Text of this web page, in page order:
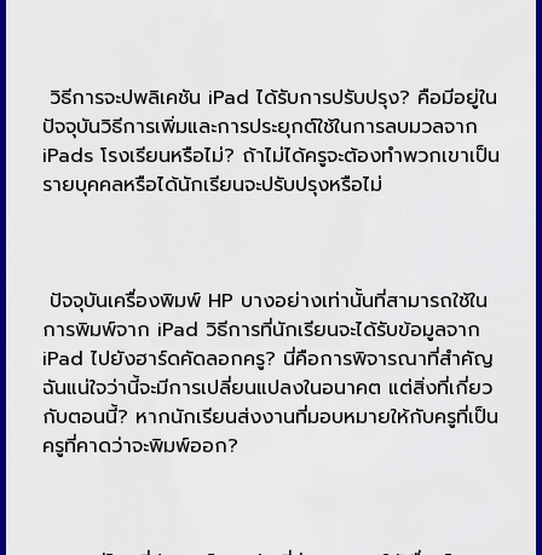
วิธีการจะปพลิเคชัน iPad ได้รับการปรับปรุง? คือมีอยู่ใน
ปัจจุบันวิธีการเพิ่มและการประยุกต์ใช้ในการลบมวลจาก
iPads โรงเรียนหรือไม่? ถ้าไม่ได้ครูจะต้องทำพวกเขาเป็น
รายบุคคลหรือได้นักเรียนจะปรับปรุงหรือไม่
ปัจจุบันเครื่องพิมพ์ HP บางอย่างเท่านั้นที่สามารถใช้ใน
การพิมพ์จาก iPad วิธีการที่นักเรียนจะได้รับข้อมูลจาก
iPad ไปยังฮาร์ดคัดลอกครู? นี่คือการพิจารณาที่สำคัญ
ฉันแน่ใจว่านี้จะมีการเปลี่ยนแปลงในอนาคต แต่สิ่งที่เกี่ยว
กับตอนนี้? หากนักเรียนส่งงานที่มอบหมายให้กับครูที่เป็น
ครูที่คาดว่าจะพิมพ์ออก?